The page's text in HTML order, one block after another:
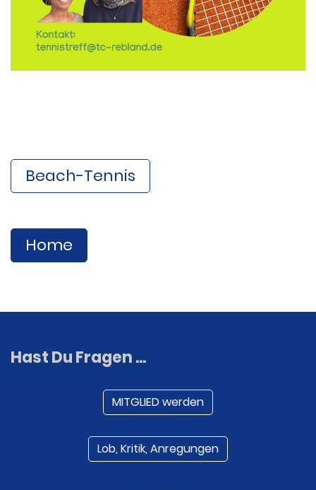
Beach-Tennis
Home
Hast Du Fragen ...
MITGLIED werden
Lob, Kritik, Anregungen